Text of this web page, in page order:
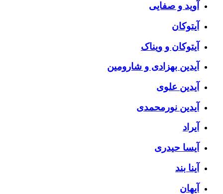
آوید و صفایی
آیتوکان
آیتوکان و ویناک
آیدین بهزادی و شارومین
آیدین علوی
آیدین نورمحمدی
آیراد
آیسا حیدری
آینا بند
آیهان